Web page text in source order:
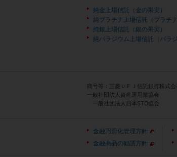
純金上場信託（金の果実）
純プラチナ上場信託（プラチナ
純銀上場信託（銀の果実）
純パラジウム上場信託（パラ
商号等：三菱ＵＦＪ信託銀行株
一般社団法人資産運用業協会
一般社団法人日本STO協会
金融円滑化管理方針
金融商品の勧誘方針